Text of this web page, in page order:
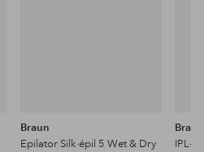
Braun
Epilator Silk·épil 5 Wet & Dry
Braun